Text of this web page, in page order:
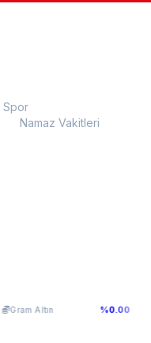
Spor
Namaz Vakitleri
6.107,34 %0.00 BTC